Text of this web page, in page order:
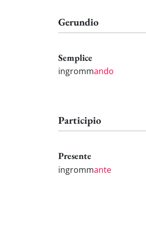
Gerundio
Semplice
ingrommando
Participio
Presente
ingrommante